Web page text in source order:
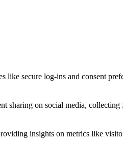
like secure log-ins and consent
sharing on social media,
insights on metrics like